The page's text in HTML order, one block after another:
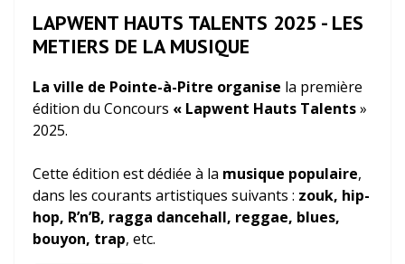
LAPWENT HAUTS TALENTS 2025 - LES
METIERS DE LA MUSIQUE
La ville de Pointe-à-Pitre organise la première
édition du Concours « Lapwent Hauts Talents»
2025.
Cette édition est dédiée à la musique populaire,
dans les courants artistiques suivants : zouk, hip-
hop, R’n’B, ragga dancehall, reggae, blues,
bouyon, trap, etc.